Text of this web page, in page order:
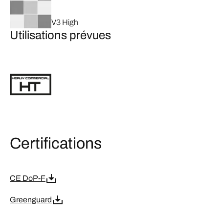
V3 High
Utilisations prévues
Certifications
CE DoP-F
Greenguard